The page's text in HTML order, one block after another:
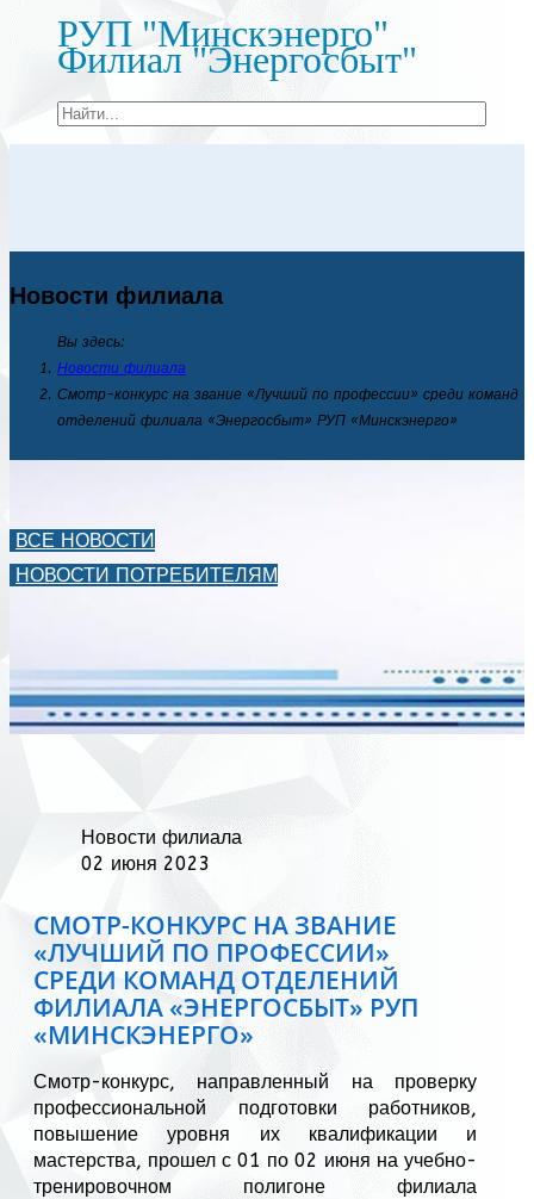
РУП "Минскэнерго"
Филиал "Энергосбыт"
Новости филиала
Вы здесь:
Новости филиала
Смотр-конкурс на звание «Лучший по профессии» среди команд
отделений филиала «Энергосбыт» РУП «Минскэнерго»
ВСЕ НОВОСТИ
НОВОСТИ ПОТРЕБИТЕЛЯМ
Новости филиала
02 июня 2023
СМОТР-КОНКУРС НА ЗВАНИЕ
«ЛУЧШИЙ ПО ПРОФЕССИИ»
СРЕДИ КОМАНД ОТДЕЛЕНИЙ
ФИЛИАЛА «ЭНЕРГОСБЫТ» РУП
«МИНСКЭНЕРГО»
Смотр-конкурс, направленный на проверку
профессиональной подготовки работников,
повышение уровня их квалификации и
мастерства, прошел с 01 по 02 июня на учебно-
тренировочном полигоне филиала